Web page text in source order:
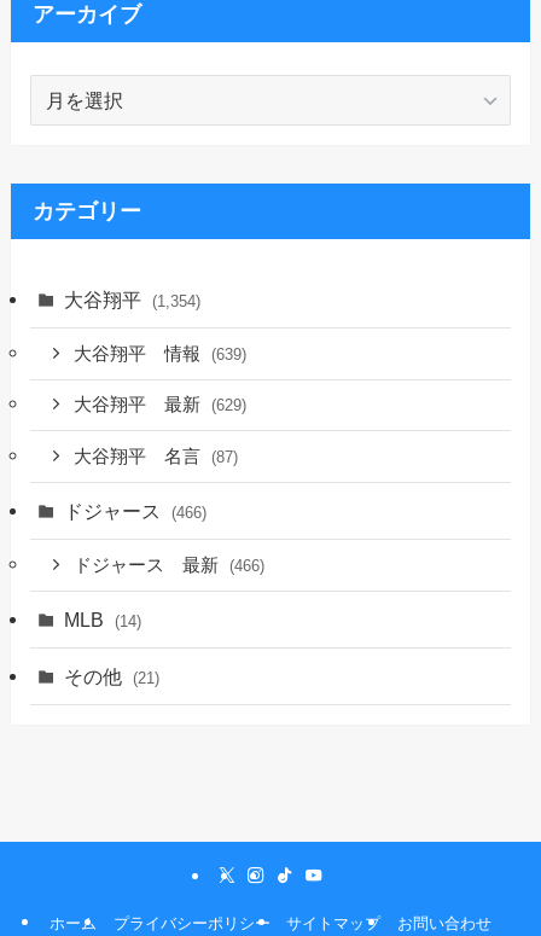
アーカイブ
イ
ブ
カテゴリー
大谷翔平 (1,354)
大谷翔平 情報 (639)
大谷翔平 最新 (629)
大谷翔平 名言 (87)
ドジャース (466)
ドジャース 最新 (466)
MLB (14)
その他 (21)
ホーム プライバシーポリシー サイトマップ お問い合わせ